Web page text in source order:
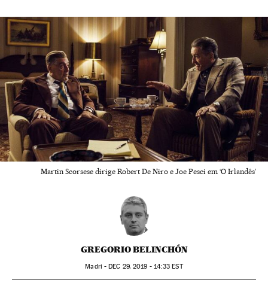
Martin Scorsese dirige Robert De Niro e Joe Pesci em ‘O Irlandês’
GREGORIO BELINCHÓN
Madri - DEC 29, 2019 - 14:33 EST